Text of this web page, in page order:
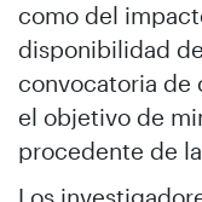
como del
disponibilidad
convocatoria de
el objetivo de
procedente de